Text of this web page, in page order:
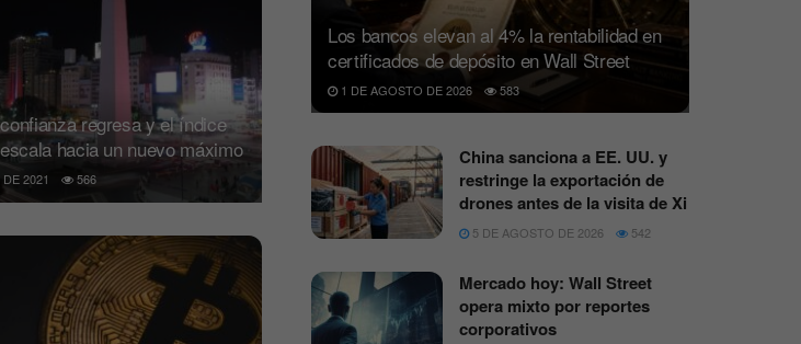
regresa y el índice
hacia un nuevo máximo
2021 566
Los bancos elevan al 4% la rentabilidad en
certificados de depósito en Wall Street
1 DE AGOSTO DE 2026 583
China sanciona a EE. UU. y
restringe la exportación de
drones antes de la visita de Xi
5 DE AGOSTO DE 2026 542
Mercado hoy: Wall Street
opera mixto por reportes
corporativos